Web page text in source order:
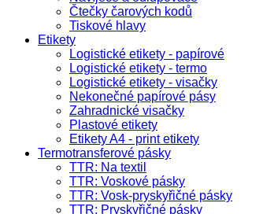
Čtečky čarových kodů
Tiskové hlavy
Etikety
Logistické etikety - papírové
Logistické etikety - termo
Logistické etikety - visačky
Nekonečné papírové pásy
Zahradnické visačky
Plastové etikety
Etikety A4 - print etikety
Termotransferové pásky
TTR: Na textil
TTR: Voskové pásky
TTR: Vosk-pryskyřičné pásky
TTR: Pryskyřičné pásky